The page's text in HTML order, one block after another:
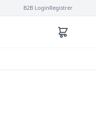
B2B LoginRegistrer